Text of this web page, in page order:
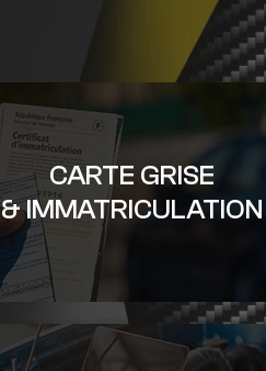
CARTE GRISE
& IMMATRICULATION